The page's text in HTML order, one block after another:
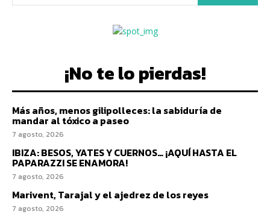
¡No te lo pierdas!
Más años, menos gilipolleces: la sabiduría de
mandar al tóxico a paseo
7 agosto, 2026
IBIZA: BESOS, YATES Y CUERNOS… ¡AQUÍ HASTA EL
PAPARAZZI SE ENAMORA!
7 agosto, 2026
Marivent, Tarajal y el ajedrez de los reyes
7 agosto, 2026